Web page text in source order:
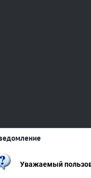
Уважаемый